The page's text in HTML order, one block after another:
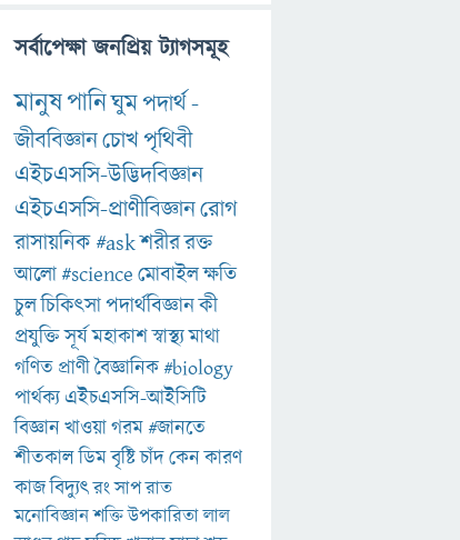
সর্বাপেক্ষা জনপ্রিয় ট্যাগসমূহ
মানুষপানিঘুমপদার্থ-
জীববিজ্ঞানচোখপৃথিবী
এইচএসসি-উদ্ভিদবিজ্ঞান
এইচএসসি-প্রাণীবিজ্ঞানরোগ
রাসায়নিক#askশরীররক্ত
আলো#scienceমোবাইলক্ষতি
চুলচিকিৎসাপদার্থবিজ্ঞানকী
প্রযুক্তিসূর্যমহাকাশস্বাস্থ্যমাথা
গণিত প্রাণীবৈজ্ঞানিক#biology
পার্থক্য এইচএসসি-আইসিটি
বিজ্ঞানখাওয়াগরম#জানতে
শীতকালডিমবৃষ্টিচাঁদকেনকারণ
কাজবিদ্যুৎরংসাপরাত
মনোবিজ্ঞানশক্তিউপকারিতালাল